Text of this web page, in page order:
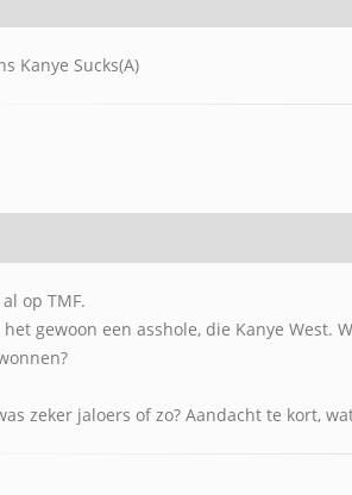
Kanye Sucks(A)
op TMF.
het gewoon een asshole, die Kanye
zeker jaloers of zo? Aandacht te kort,